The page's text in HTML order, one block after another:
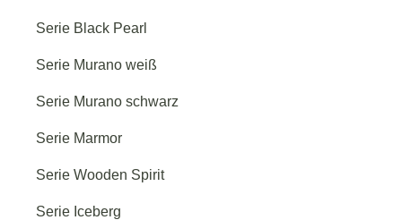
Serie Black Pearl
Serie Murano weiß
Serie Murano schwarz
Serie Marmor
Serie Wooden Spirit
Serie Iceberg